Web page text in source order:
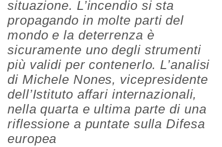
situazione. L’incendio si sta
propagando in molte parti del
mondo e la deterrenza è
sicuramente uno degli strumenti
più validi per contenerlo. L’analisi
di Michele Nones, vicepresidente
dell’Istituto affari internazionali,
nella quarta e ultima parte di una
riflessione a puntate sulla Difesa
europea